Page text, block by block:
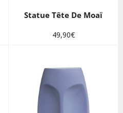
Statue Tête De Moaï
Prix
49,90€